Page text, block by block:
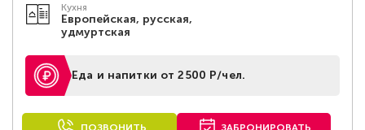
Кухня
Европейская, русская,
удмуртская
Еда и напитки от 2500 Р/чел.
ПОЗВОНИТЬ ЗАБРОНИРОВАТЬ